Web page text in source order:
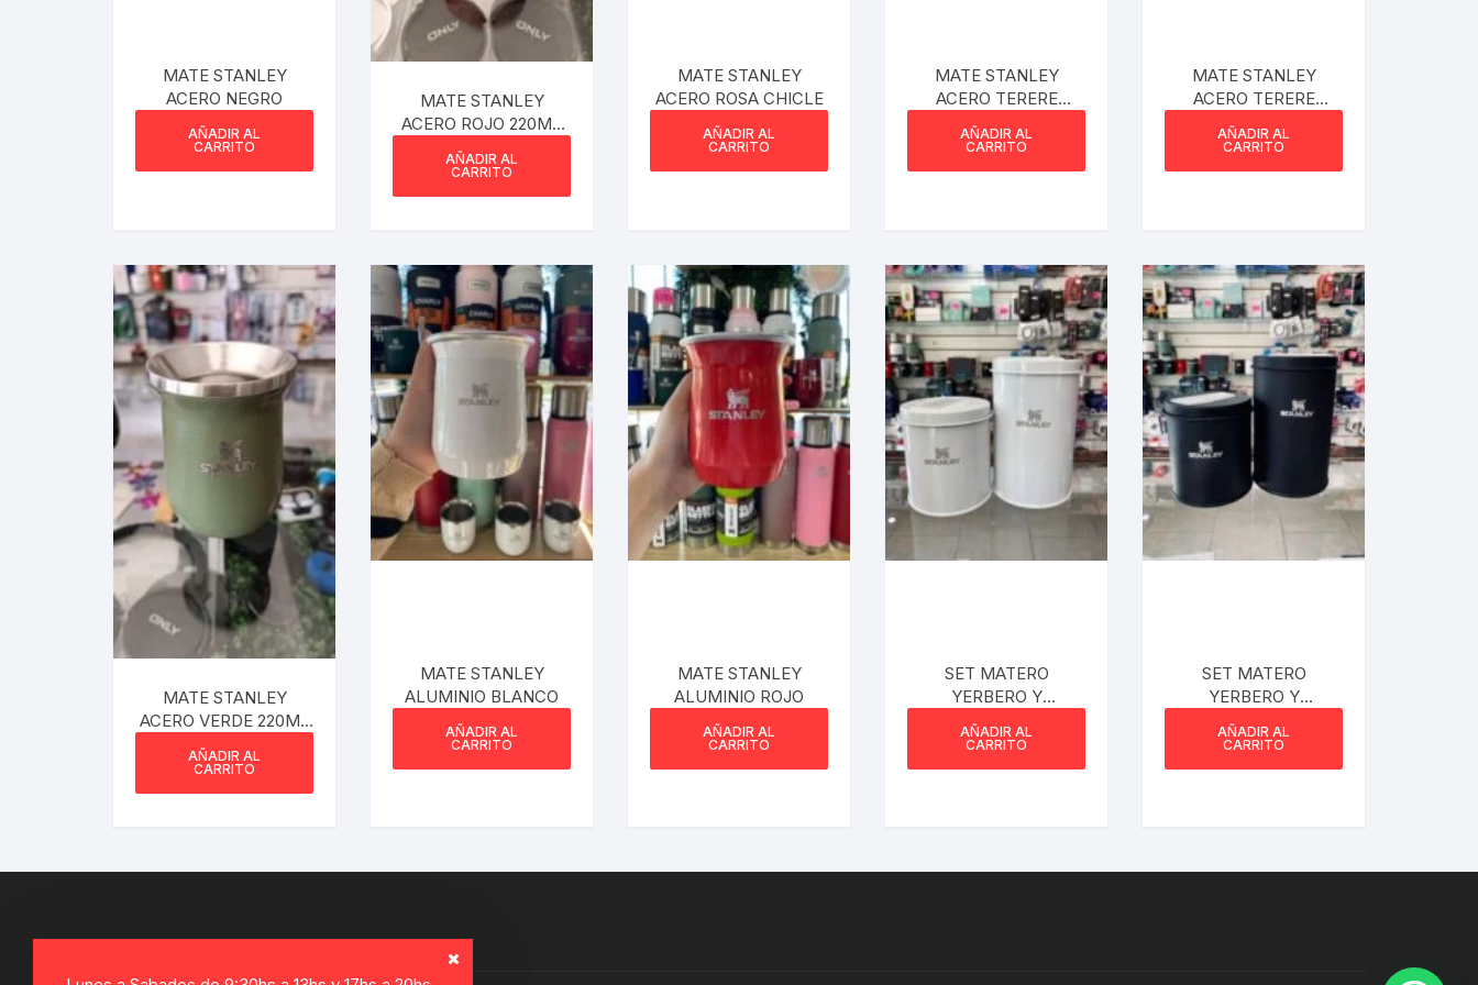
MATE STANLEY
ACERO NEGRO
AÑADIR AL
CARRITO
MATE STANLEY
ACERO ROJO 220ML
NUEVO MODELO
AÑADIR AL
CARRITO
MATE STANLEY
ACERO ROSA CHICLE
AÑADIR AL
CARRITO
MATE STANLEY
ACERO TERERE
ALUMINIO
AÑADIR AL
CARRITO
MATE STANLEY
ACERO TERERE
VERDE
AÑADIR AL
CARRITO
MATE STANLEY
ACERO VERDE 220ML
NUEVO MODELO
AÑADIR AL
CARRITO
MATE STANLEY
ALUMINIO BLANCO
AÑADIR AL
CARRITO
MATE STANLEY
ALUMINIO ROJO
AÑADIR AL
CARRITO
SET MATERO
YERBERO Y
AZUCARERO
STANLEY BLANCO
AÑADIR AL
CARRITO
SET MATERO
YERBERO Y
AZUCARERO
STANLEY NEGRO
AÑADIR AL
CARRITO